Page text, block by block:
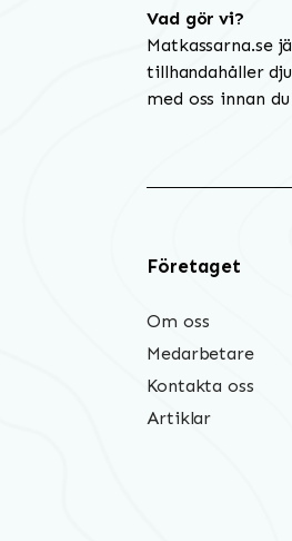
Vad gör vi?
Matkassarna.se
tillhandahåller
med oss innan
Företaget
Om oss
Medarbetare
Kontakta oss
Artiklar